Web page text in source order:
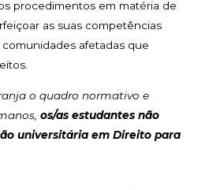
procedimentos em matéria de
as suas competências
afetadas que
o quadro normativo e
os/as estudantes não
universitária em Direito para